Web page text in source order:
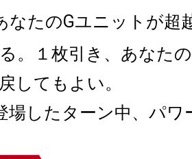
なたのGユニットが超
。１枚引き、あなた
してもよい。
場したターン中、パワ